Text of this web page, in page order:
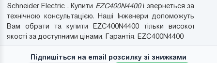
Schneider Electric . Купити EZC400N4400і звернеться за
технічною консультацією. Наші Інженери допоможуть
Вам обрати та купити EZC400N4400 тільки високої
якості за доступними цінами. Гарантія. EZC400N4400
Підпишіться на email розсилку зі знижками